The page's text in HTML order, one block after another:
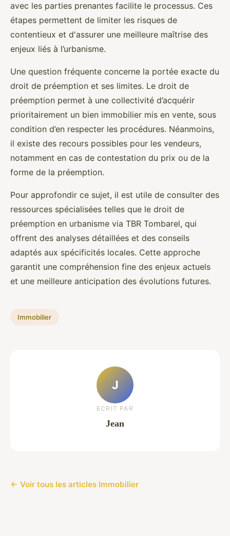
avec les parties prenantes facilite le processus. Ces
étapes permettent de limiter les risques de
contentieux et d'assurer une meilleure maîtrise des
enjeux liés à l’urbanisme.
Une question fréquente concerne la portée exacte du
droit de préemption et ses limites. Le droit de
préemption permet à une collectivité d’acquérir
prioritairement un bien immobilier mis en vente, sous
condition d’en respecter les procédures. Néanmoins,
il existe des recours possibles pour les vendeurs,
notamment en cas de contestation du prix ou de la
forme de la préemption.
Pour approfondir ce sujet, il est utile de consulter des
ressources spécialisées telles que le droit de
préemption en urbanisme via TBR Tombarel, qui
offrent des analyses détaillées et des conseils
adaptés aux spécificités locales. Cette approche
garantit une compréhension fine des enjeux actuels
et une meilleure anticipation des évolutions futures.
Immobilier
J
ECRIT PAR
Jean
← Voir tous les articles Immobilier